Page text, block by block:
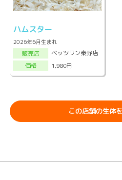
ハムスター
2026年6月生まれ
販売店
ペッツワン秦野店
価格
1,980円
この店舗の生体